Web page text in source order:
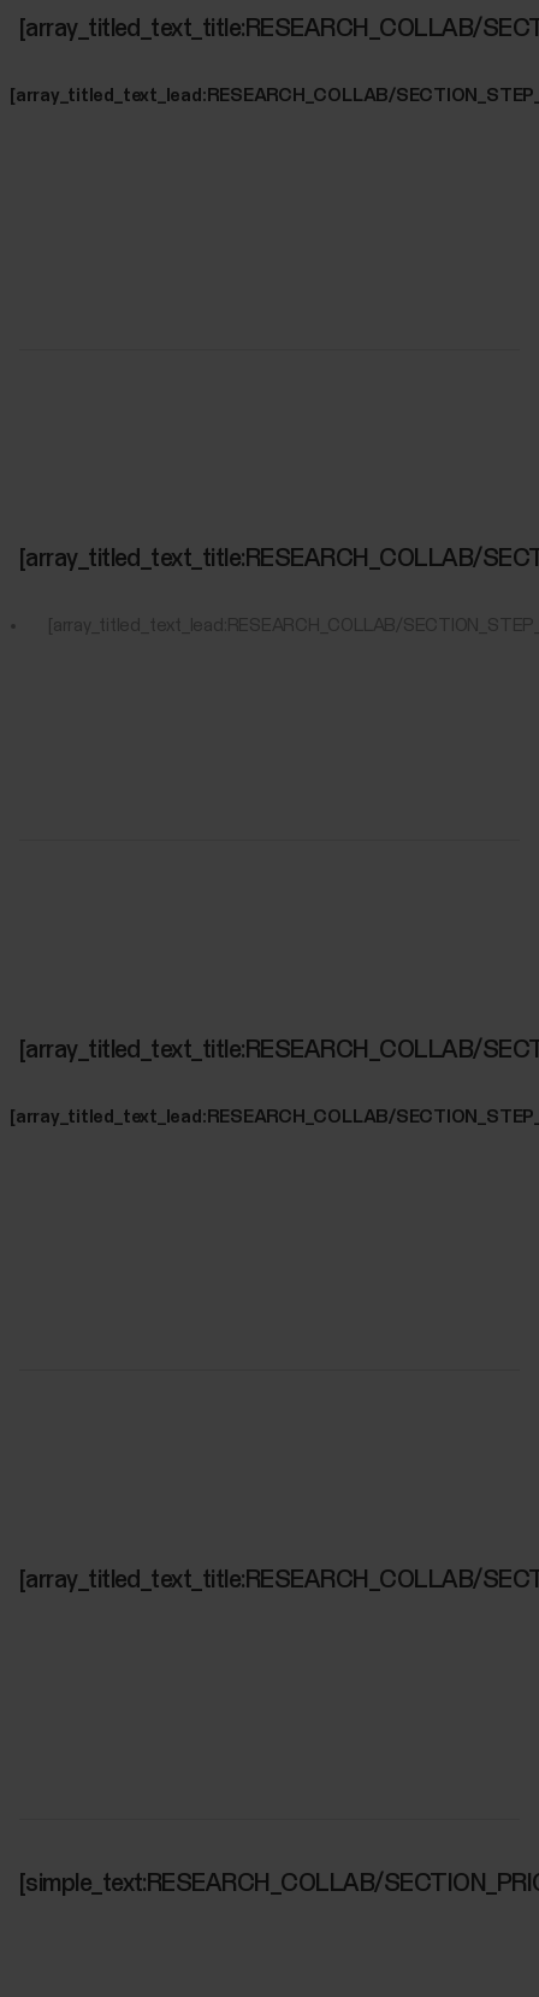
[array_titled_text_title:RESEARCH_COLLAB/
[array_titled_text_lead:RESEARCH_COLLAB/
[array_titled_text_title:RESEARCH_COLLAB/
[array_titled_text_lead:RESEARCH_COLLAB/
[array_titled_text_title:RESEARCH_COLLAB/
[array_titled_text_lead:RESEARCH_COLLAB/
[array_titled_text_title:RESEARCH_COLLAB/
[simple_text:RESEARCH_COLLAB/